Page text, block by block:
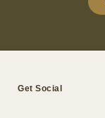
Get Social